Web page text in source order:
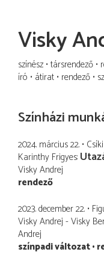
Visky
színész társrendező
író átirat rendező
Színházi
2024. március 22.
Karinthy Frigyes
Visky Andrej
rendező
2023. december 22.
Visky Andrej - Visky
Andrej
színpadi változat